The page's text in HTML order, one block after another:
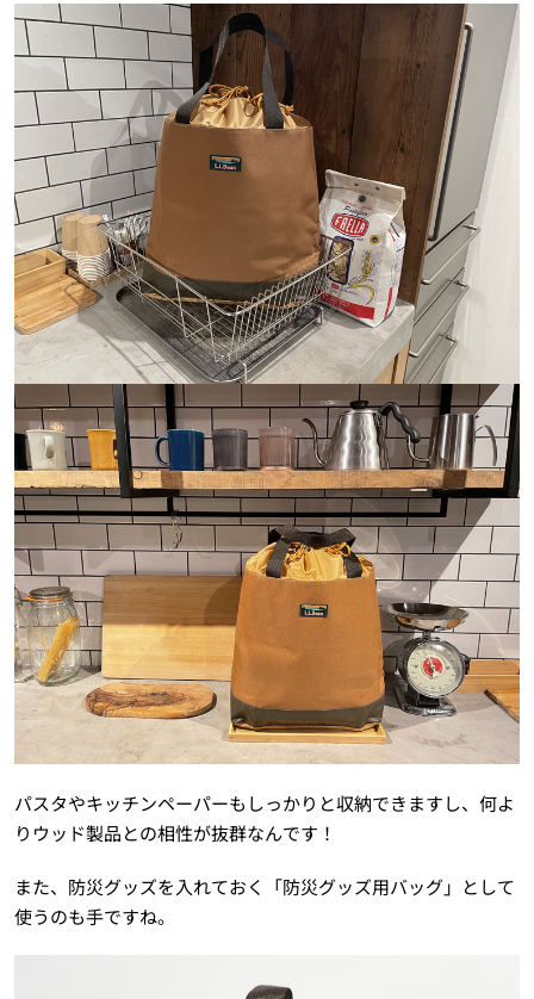
パスタやキッチンペーパーもしっかりと収納できますし、何よ
りウッド製品との相性が抜群なんです！
また、防災グッズを入れておく「防災グッズ用バッグ」として
使うのも手ですね。